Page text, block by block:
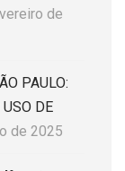
de
PAULO:
DE
de 2025